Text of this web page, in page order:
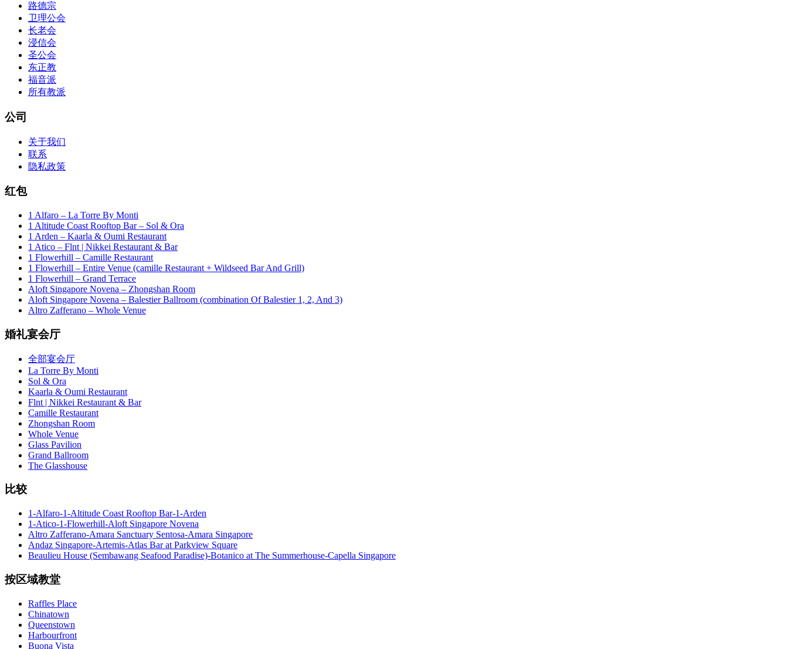
路德宗
卫理公会
长老会
浸信会
圣公会
东正教
福音派
所有教派
公司
关于我们
联系
隐私政策
红包
1 Alfaro – La Torre By Monti
1 Altitude Coast Rooftop Bar – Sol & Ora
1 Arden – Kaarla & Oumi Restaurant
1 Atico – Flnt | Nikkei Restaurant & Bar
1 Flowerhill – Camille Restaurant
1 Flowerhill – Entire Venue (camille Restaurant + Wildseed Bar And Grill)
1 Flowerhill – Grand Terrace
Aloft Singapore Novena – Zhongshan Room
Aloft Singapore Novena – Balestier Ballroom (combination Of Balestier 1, 2, And 3)
Altro Zafferano – Whole Venue
婚礼宴会厅
全部宴会厅
La Torre By Monti
Sol & Ora
Kaarla & Oumi Restaurant
Flnt | Nikkei Restaurant & Bar
Camille Restaurant
Zhongshan Room
Whole Venue
Glass Pavilion
Grand Ballroom
The Glasshouse
比较
1-Alfaro-1-Altitude Coast Rooftop Bar-1-Arden
1-Atico-1-Flowerhill-Aloft Singapore Novena
Altro Zafferano-Amara Sanctuary Sentosa-Amara Singapore
Andaz Singapore-Artemis-Atlas Bar at Parkview Square
Beaulieu House (Sembawang Seafood Paradise)-Botanico at The Summerhouse-Capella Singapore
按区域教堂
Raffles Place
Chinatown
Queenstown
Harbourfront
Buona Vista